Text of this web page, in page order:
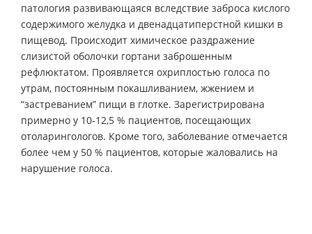
патология развивающаяся вследствие заброса кислого
содержимого желудка и двенадцатиперстной кишки в
пищевод. Происходит химическое раздражение
слизистой оболочки гортани заброшенным
рефлюктатом. Проявляется охриплостью голоса по
утрам, постоянным покашливанием, жжением и
“застреванием” пищи в глотке. Зарегистрирована
примерно у 10-12,5 % пациентов, посещающих
отоларингологов. Кроме того, заболевание отмечается
более чем у 50 % пациентов, которые жаловались на
нарушение голоса.